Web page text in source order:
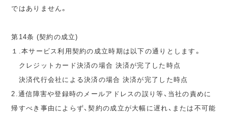
ではありません。
第14条 (契約の成立)
１.本サービス利用契約の成立時期は以下の通りとします。
クレジットカード決済の場合 決済が完了した時点
決済代行会社による決済の場合 決済が完了した時点
2.通信障害や登録時のメールアドレスの誤り等、当社の責めに
帰すべき事由によらず、契約の成立が大幅に遅れ、または不可能